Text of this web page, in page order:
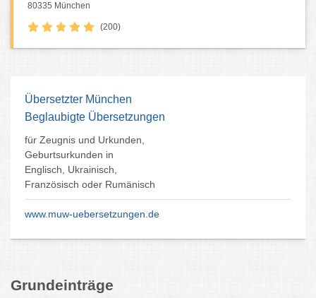
80335 München
(200)
Übersetzter München
Beglaubigte Übersetzungen
für Zeugnis und Urkunden,
Geburtsurkunden in
Englisch, Ukrainisch,
Französisch oder Rumänisch
www.muw-uebersetzungen.de
Grundeinträge